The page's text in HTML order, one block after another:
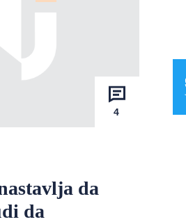
4
da
da